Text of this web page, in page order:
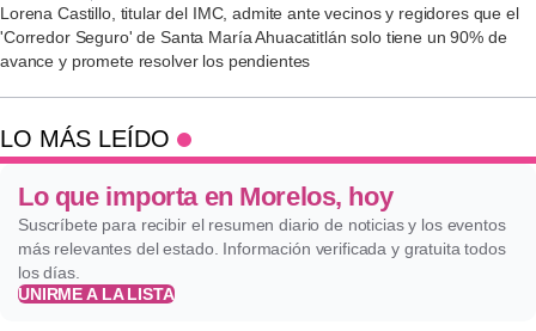
Lorena Castillo, titular del IMC, admite ante vecinos y regidores que el
'Corredor Seguro' de Santa María Ahuacatitlán solo tiene un 90% de
avance y promete resolver los pendientes
LO MÁS LEÍDO
Lo que importa en Morelos, hoy
Suscríbete para recibir el resumen diario de noticias y los eventos
más relevantes del estado. Información verificada y gratuita todos
los días.
UNIRME A LA LISTA